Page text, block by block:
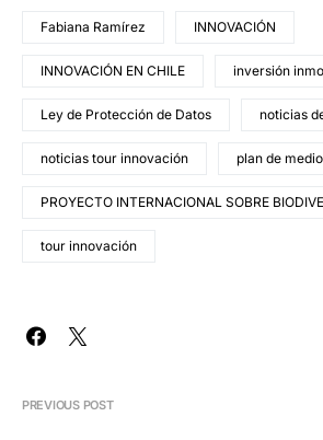
Fabiana Ramírez INNOVACIÓN
INNOVACIÓN EN CHILE inversión
Ley de Protección de Datos noticias
noticias tour innovación plan de
PROYECTO INTERNACIONAL SOBRE
tour innovación
PREVIOUS POST